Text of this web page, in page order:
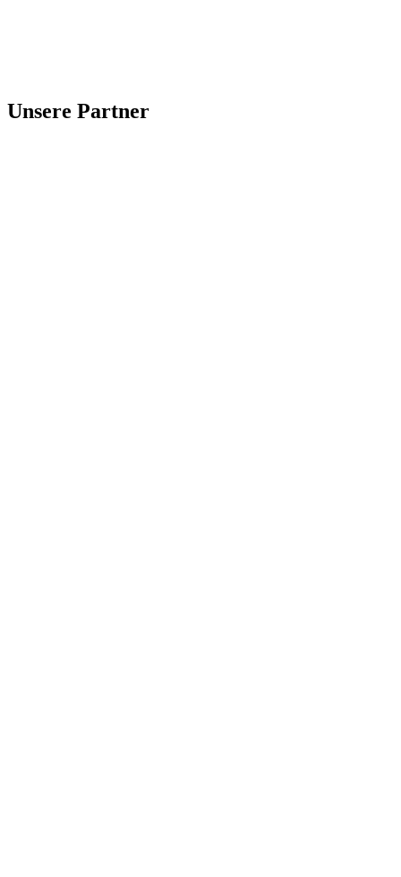
Unsere Partner